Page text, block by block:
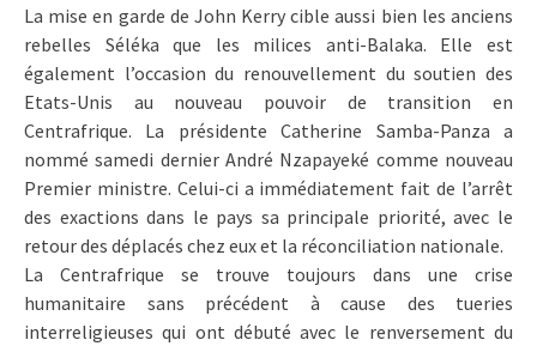
La mise en garde de John Kerry cible aussi bien les anciens
rebelles Séléka que les milices anti-Balaka. Elle est
également l’occasion du renouvellement du soutien des
Etats-Unis au nouveau pouvoir de transition en
Centrafrique. La présidente Catherine Samba-Panza a
nommé samedi dernier André Nzapayeké comme nouveau
Premier ministre. Celui-ci a immédiatement fait de l’arrêt
des exactions dans le pays sa principale priorité, avec le
retour des déplacés chez eux et la réconciliation nationale.
La Centrafrique se trouve toujours dans une crise
humanitaire sans précédent à cause des tueries
interreligieuses qui ont débuté avec le renversement du